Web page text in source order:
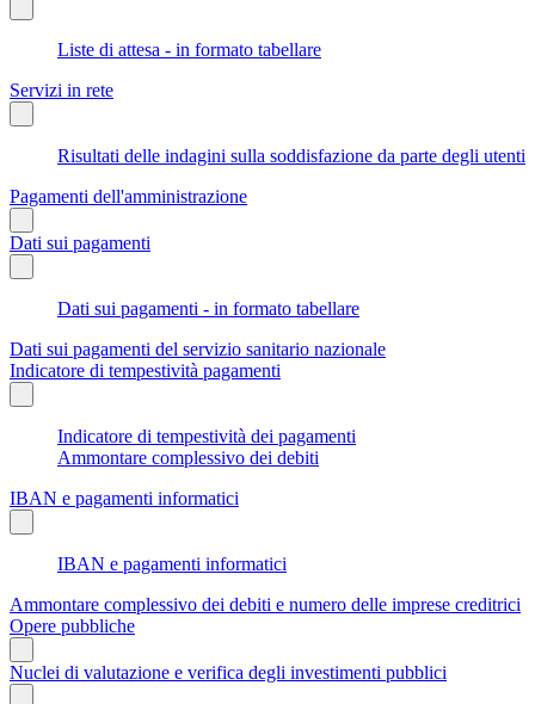
Liste di attesa - in formato tabellare
Servizi in rete
Risultati delle indagini sulla soddisfazione da parte degli utenti
Pagamenti dell'amministrazione
Dati sui pagamenti
Dati sui pagamenti - in formato tabellare
Dati sui pagamenti del servizio sanitario nazionale
Indicatore di tempestività pagamenti
Indicatore di tempestività dei pagamenti
Ammontare complessivo dei debiti
IBAN e pagamenti informatici
IBAN e pagamenti informatici
Ammontare complessivo dei debiti e numero delle imprese creditrici
Opere pubbliche
Nuclei di valutazione e verifica degli investimenti pubblici